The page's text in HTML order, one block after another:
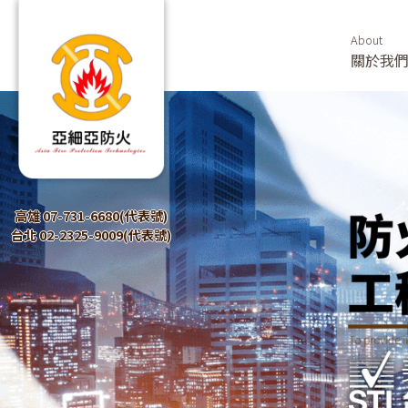
高雄 07-731-6680(代表號)
台北 02-2325-9009(代表號)
About
關於我們